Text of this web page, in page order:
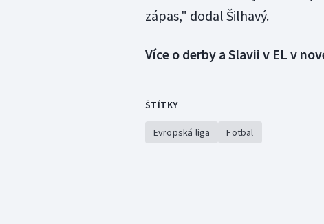
zápas," dodal Šilhavý.
Více o derby a Slavii v EL v
ŠTÍTKY
Evropská liga Fotbal